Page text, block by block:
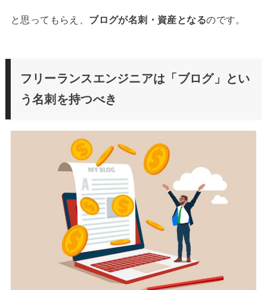
と思ってもらえ、 ブログが名刺・資産となるのです。
フリーランスエンジニアは「ブログ」とい
う名刺を持つべき